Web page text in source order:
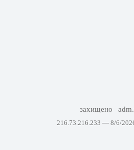
захищено
216.73.216.233 — 8/6/